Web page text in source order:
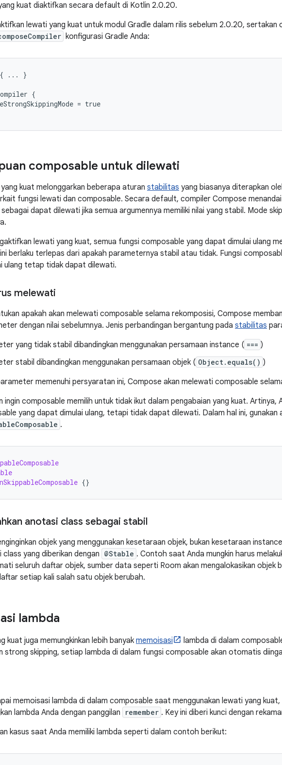
kuat diaktifkan secara default di Kotlin 2.0.20.
lewati yang kuat untuk modul Gradle dalam rilis sebelum 2.0.20, sertakan
konfigurasi Gradle Anda:
{ ... }
{
= true
composable untuk dilewati
kuat melonggarkan beberapa aturan stabilitas yang biasanya diterapkan
fungsi lewati dan composable. Secara default, compiler Compose
dapat dilewati jika semua argumennya memiliki nilai yang stabil. Mode
lewati yang kuat, semua fungsi composable yang dapat dimulai ulang
berlaku terlepas dari apakah parameternya stabil atau tidak. Fungsi
ulang tetap tidak dapat dilewati.
melewati
apakah akan melewati composable selama rekomposisi, Compose
dengan nilai sebelumnya. Jenis perbandingan bergantung pada stabilitas
yang tidak stabil dibandingkan menggunakan persamaan instance ( === )
stabil dibandingkan menggunakan persamaan objek ( Object.equals() )
memenuhi persyaratan ini, Compose akan melewati composable
ingin composable memilih untuk tidak ikut dalam pengabaian yang kuat. Artinya,
yang dapat dimulai ulang, tetapi tidak dapat dilewati. Dalam hal ini, gunakan
.
{}
anotasi class sebagai stabil
objek yang menggunakan kesetaraan objek, bukan kesetaraan
yang diberikan dengan @Stable . Contoh saat Anda mungkin harus
seluruh daftar objek, sumber data seperti Room akan mengalokasikan objek
setiap kali salah satu objek berubah.
lambda
kuat juga memungkinkan lebih banyak memoisasi
lambda di dalam
strong skipping, setiap lambda di dalam fungsi composable akan otomatis
memoisasi lambda di dalam composable saat menggunakan lewati yang
lambda Anda dengan panggilan
remember . Key ini diberi kunci dengan
kasus saat Anda memiliki lambda seperti dalam contoh berikut: